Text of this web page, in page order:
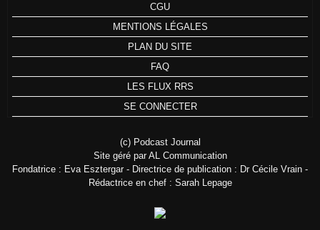
CGU
MENTIONS LÉGALES
PLAN DU SITE
FAQ
LES FLUX RRS
SE CONNECTER
(c) Podcast Journal
Site géré par AL Communication
Fondatrice : Eva Esztergar - Directrice de publication : Dr Cécile Vrain -
Rédactrice en chef : Sarah Lepage